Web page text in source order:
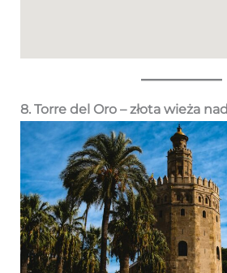
8. Torre del Oro – złota wieża